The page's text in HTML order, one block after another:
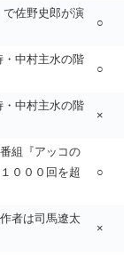
で佐野史郎が演
○
中村主水の階
○
中村主水の階
×
組『アッコの
０００回を超
○
者は司馬遼太
×